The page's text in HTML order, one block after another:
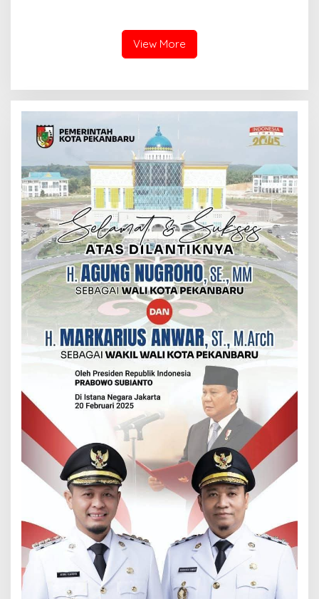
View More